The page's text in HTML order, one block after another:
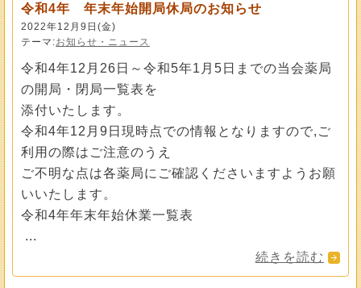
令和4年 年末年始開局休局のお知らせ
2022年12月9日(金)
テーマ:お知らせ・ニュース
令和4年12月26日～令和5年1月5日までの当会薬局
の開局・閉局一覧表を
添付いたします。
令和4年12月9日現時点での情報となりますので,ご
利用の際はご注意のうえ
ご不明な点は各薬局にご確認くださいますようお願
いいたします。
令和4年年末年始休業一覧表
...
続きを読む